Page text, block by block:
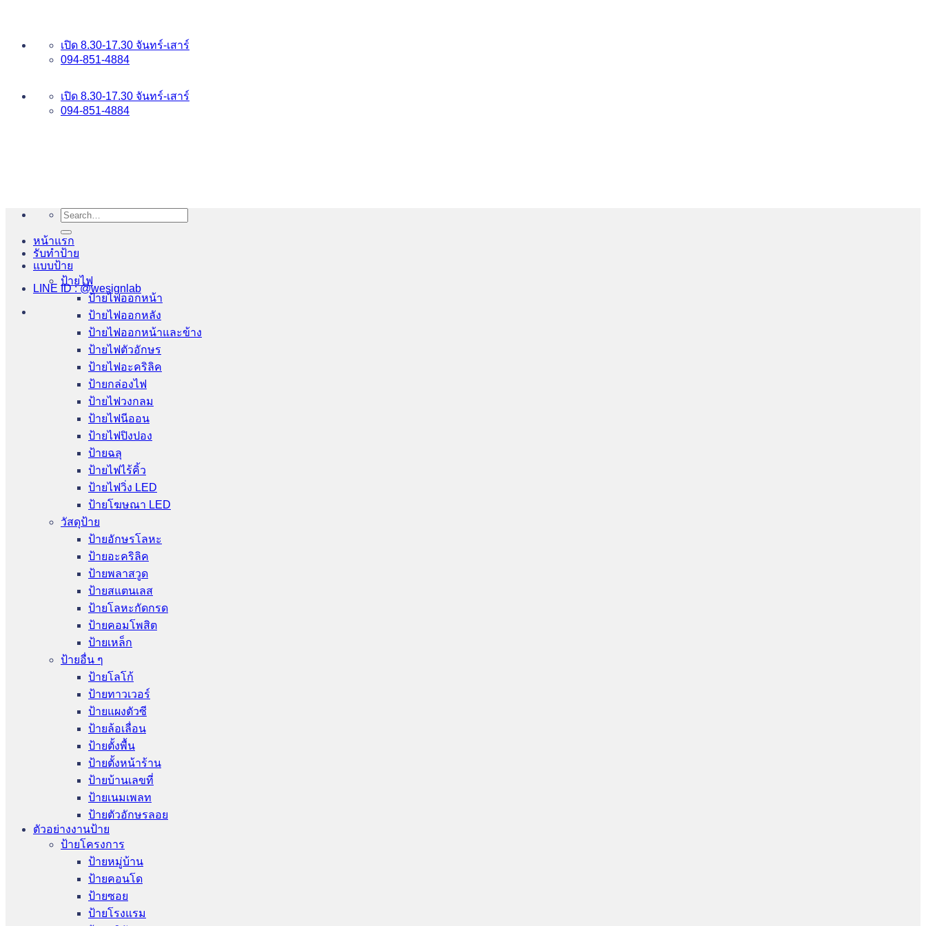
เปิด 8.30-17.30 จันทร์-เสาร์
094-851-4884
เปิด 8.30-17.30 จันทร์-เสาร์
094-851-4884
LINE ID : @wesignlab
Search
for:
หน้าแรก
รับทำป้าย
แบบป้าย
ป้ายไฟ
ป้ายไฟออกหน้า
ป้ายไฟออกหลัง
ป้ายไฟออกหน้าและข้าง
ป้ายไฟตัวอักษร
ป้ายไฟอะคริลิค
ป้ายกล่องไฟ
ป้ายไฟวงกลม
ป้ายไฟนีออน
ป้ายไฟปิงปอง
ป้ายฉลุ
ป้ายไฟไร้คิ้ว
ป้ายไฟวิ่ง LED
ป้ายโฆษณา LED
วัสดุป้าย
ป้ายอักษรโลหะ
ป้ายอะคริลิค
ป้ายพลาสวูด
ป้ายสแตนเลส
ป้ายโลหะกัดกรด
ป้ายคอมโพสิต
ป้ายเหล็ก
ป้ายอื่น ๆ
ป้ายโลโก้
ป้ายทาวเวอร์
ป้ายแผงตัวซี
ป้ายล้อเลื่อน
ป้ายตั้งพื้น
ป้ายตั้งหน้าร้าน
ป้ายบ้านเลขที่
ป้ายเนมเพลท
ป้ายตัวอักษรลอย
ตัวอย่างงานป้าย
ป้ายโครงการ
ป้ายหมู่บ้าน
ป้ายคอนโด
ป้ายซอย
ป้ายโรงแรม